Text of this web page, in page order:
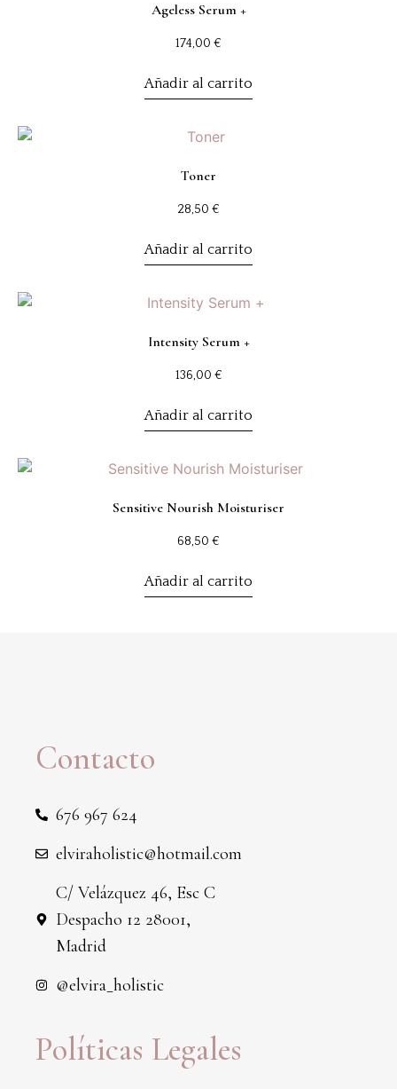
Ageless Serum +
174,00 €
Añadir al carrito
Toner
28,50 €
Añadir al carrito
Intensity Serum +
136,00 €
Añadir al carrito
Sensitive Nourish Moisturiser
68,50 €
Añadir al carrito
Contacto
676 967 624
elviraholistic@hotmail.com
C/ Velázquez 46, Esc C
Despacho 12 28001,
Madrid
@elvira_holistic
Políticas Legales